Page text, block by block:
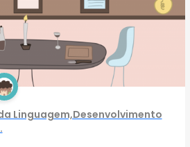
Linguagem,Desenvolvimento